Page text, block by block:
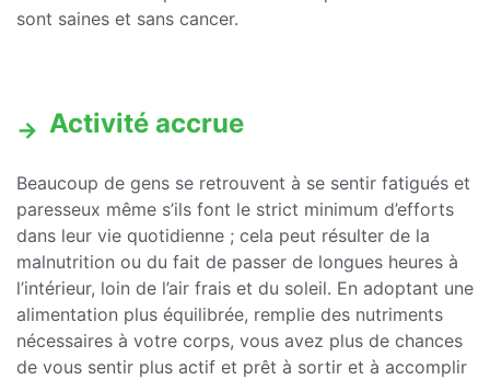
sont saines et sans cancer.
Activité accrue
Beaucoup de gens se retrouvent à se sentir fatigués et
paresseux même s’ils font le strict minimum d’efforts
dans leur vie quotidienne ; cela peut résulter de la
malnutrition ou du fait de passer de longues heures à
l’intérieur, loin de l’air frais et du soleil. En adoptant une
alimentation plus équilibrée, remplie des nutriments
nécessaires à votre corps, vous avez plus de chances
de vous sentir plus actif et prêt à sortir et à accomplir